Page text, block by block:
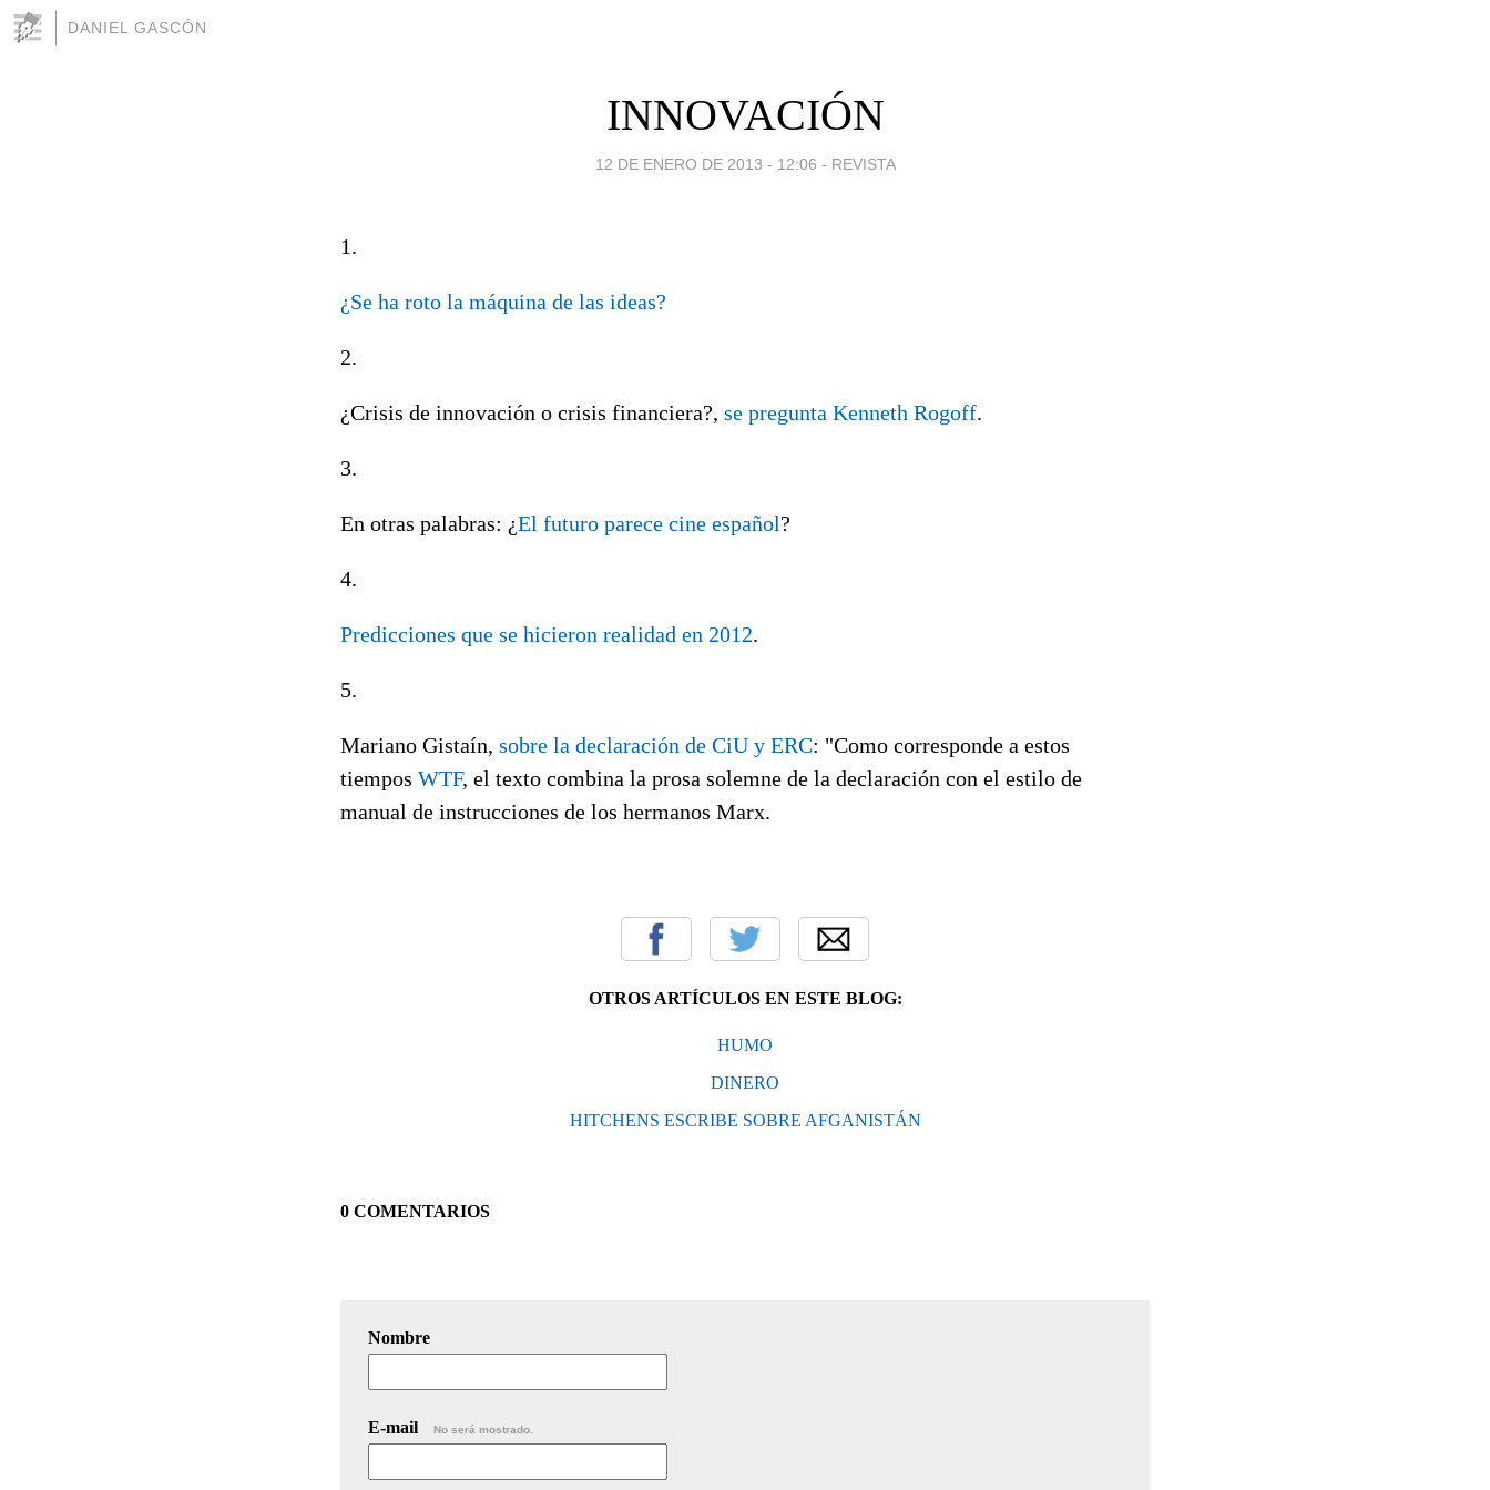
DANIEL GASCÓN
INNOVACIÓN
12 DE ENERO DE 2013 - 12:06 - REVISTA
1.
¿Se ha roto la máquina de las ideas?
2.
¿Crisis de innovación o crisis financiera?, se pregunta Kenneth Rogoff.
3.
En otras palabras: ¿El futuro parece cine español?
4.
Predicciones que se hicieron realidad en 2012.
5.
Mariano Gistaín, sobre la declaración de CiU y ERC: "Como corresponde a estos
tiempos WTF, el texto combina la prosa solemne de la declaración con el estilo de
manual de instrucciones de los hermanos Marx.
OTROS ARTÍCULOS EN ESTE BLOG:
HUMO
DINERO
HITCHENS ESCRIBE SOBRE AFGANISTÁN
0 COMENTARIOS
Nombre
E-mail No será mostrado.